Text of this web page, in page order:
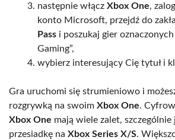
następnie włącz Xbox One,
konto Microsoft, przejdź do
Pass i poszukaj gier
Gaming”,
wybierz interesujący Cię tytuł i
Gra uruchomi się strumieniowo i
rozgrywką na swoim Xbox One.
Xbox One mają wiele zalet, szczególnie
przesiadkę na Xbox Series X/S.